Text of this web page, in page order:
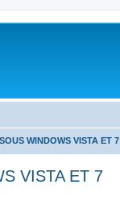
WINDOWS VISTA ET 7
VISTA ET 7